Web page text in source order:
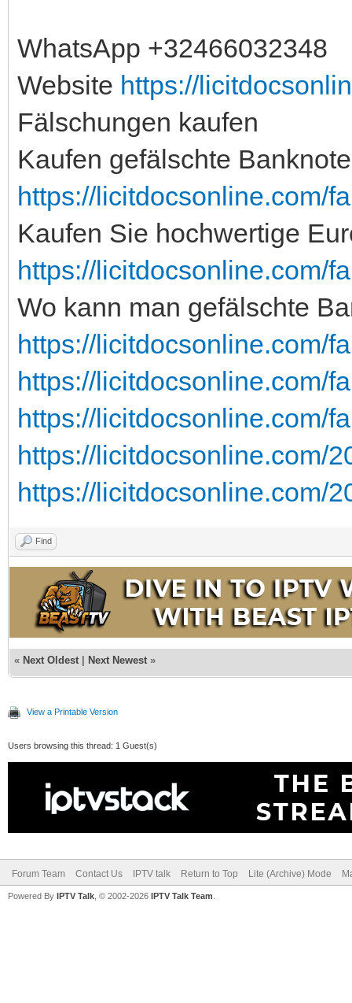
WhatsApp +32466032348
Website https://
Fälschungen kaufen
Kaufen gefälschte
https://licitdocsonline.com/
Kaufen Sie hochwertige
https://licitdocsonline.com/
Wo kann man gefälschte
https://licitdocsonline.com/
https://licitdocsonline.com/
https://licitdocsonline.com/
https://licitdocsonline.com/
https://licitdocsonline.com/
Find
« Next Oldest Next Newest »
View a Printable Version
Users browsing this thread: 1 Guest(s)
Forum Team Contact Us IPTV talk Return to Top Lite (Archive) Mode
Powered By IPTV Talk , © 2002-2026 IPTV Talk Team